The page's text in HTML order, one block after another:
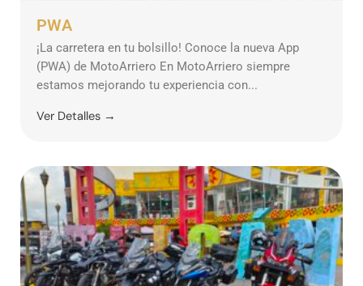
PWA
¡La carretera en tu bolsillo! Conoce la nueva App
(PWA) de MotoArriero En MotoArriero siempre
estamos mejorando tu experiencia con...
Ver Detalles →